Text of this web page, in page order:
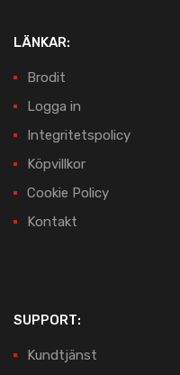
LÄNKAR:
Brodit
Logga in
Integritetspolicy
Köpvillkor
Cookie Policy
Kontakt
SUPPORT:
Kundtjänst